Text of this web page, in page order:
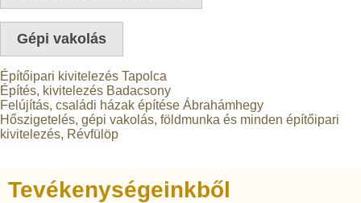
Tevékenységeinkből
Gépi vakolás
Építőipari kivitelezés Tapolca
Építés, kivitelezés Badacsony
Felújítás, családi házak építése Ábrahámhegy
Hőszigetelés, gépi vakolás, földmunka és minden építőipari
kivitelezés, Révfülöp